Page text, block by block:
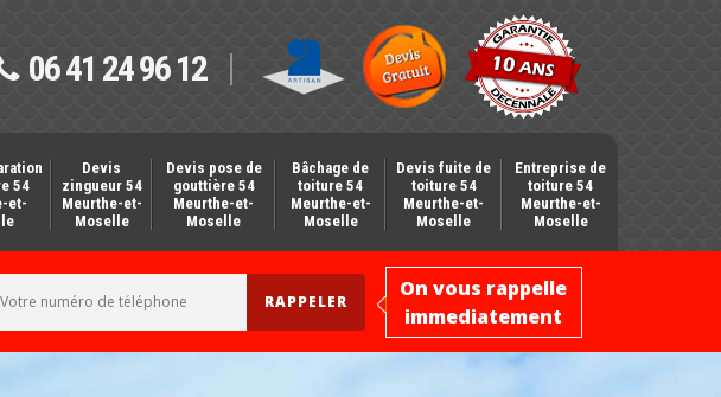
06 41 24 96 12
54
et-
Devis
zingueur 54
Meurthe-et-
Moselle
Devis pose de
gouttière 54
Meurthe-et-
Moselle
Bâchage de
toiture 54
Meurthe-et-
Moselle
Devis fuite de
toiture 54
Meurthe-et-
Moselle
Entreprise de
toiture 54
Meurthe-et-
Moselle
On vous rappelle
immediatement